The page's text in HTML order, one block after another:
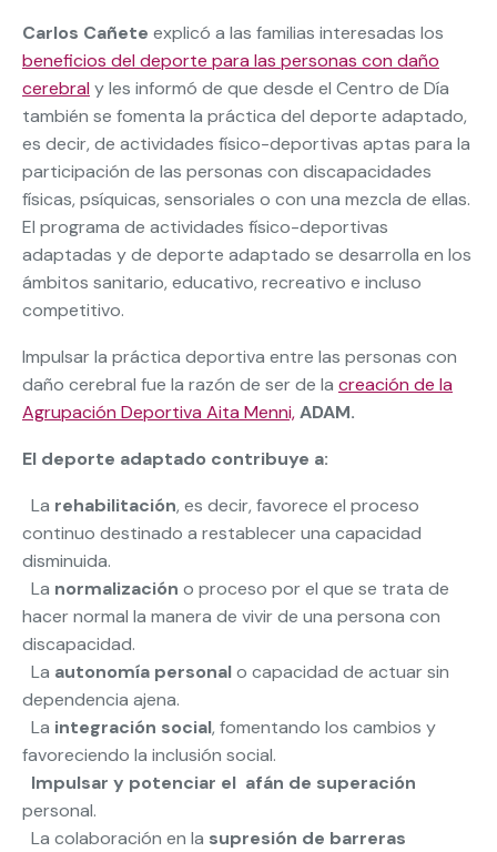
Carlos Cañete explicó a las familias interesadas los
beneficios del deporte para las personas con daño
cerebral y les informó de que desde el Centro de Día
también se fomenta la práctica del deporte adaptado,
es decir, de actividades físico-deportivas aptas para la
participación de las personas con discapacidades
físicas, psíquicas, sensoriales o con una mezcla de ellas.
El programa de actividades físico-deportivas
adaptadas y de deporte adaptado se desarrolla en los
ámbitos sanitario, educativo, recreativo e incluso
competitivo.
Impulsar la práctica deportiva entre las personas con
daño cerebral fue la razón de ser de la creación de la
Agrupación Deportiva Aita Menni,ADAM.
El deporte adaptado contribuye a:
 La rehabilitación, es decir, favorece el proceso
continuo destinado a restablecer una capacidad
disminuida.
 La normalización o proceso por el que se trata de
hacer normal la manera de vivir de una persona con
discapacidad.
 La autonomía personalo capacidad de actuar sin
dependencia ajena.
 La integración social, fomentando los cambios y
favoreciendo la inclusión social.
Impulsar y potenciar el afán de superación
personal.
 La colaboración en la supresión de barreras